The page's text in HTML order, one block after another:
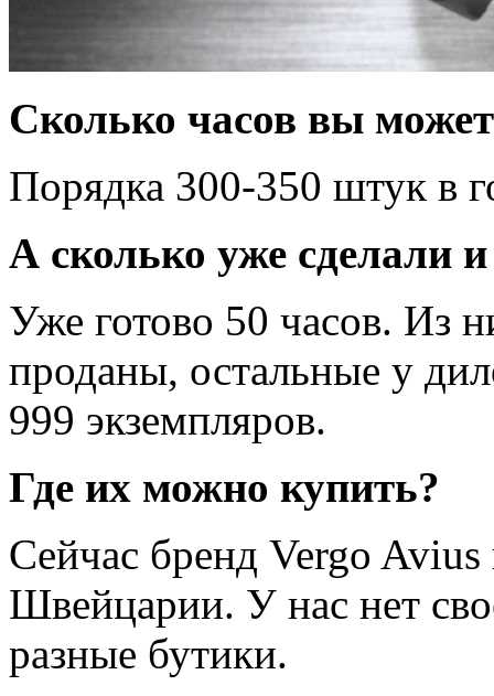
Сколько часов вы
Порядка 300-350 штук в
А сколько уже сделали
Уже готово 50 часов. Из
проданы, остальные у
999 экземпляров.
Где их можно купить?
Сейчас бренд Vergo
Швейцарии. У нас нет
разные бутики.